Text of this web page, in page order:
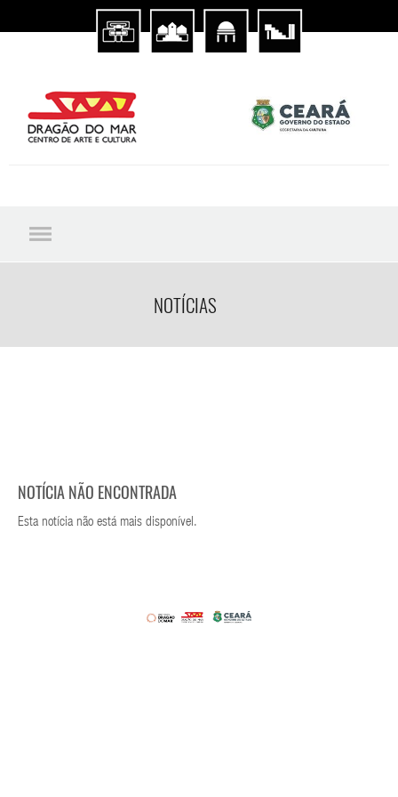
NOTÍCIAS
NOTÍCIA NÃO ENCONTRADA
Esta notícia não está mais disponível.